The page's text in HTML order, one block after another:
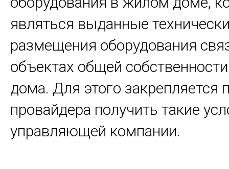
являться выданные
размещения оборудования
объектах общей
дома. Для этого закрепляется
провайдера получить такие
управляющей компании.